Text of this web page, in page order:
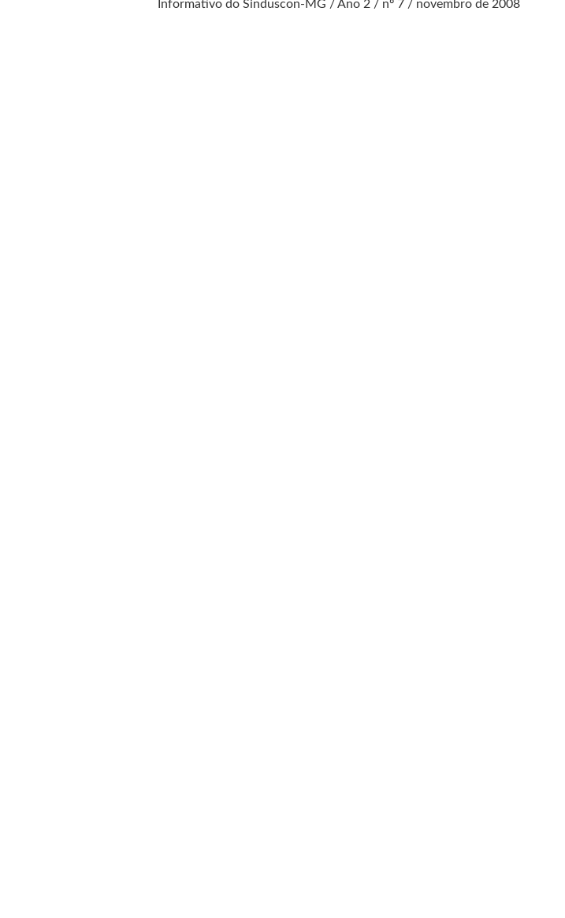
Informativo do Sinduscon-MG / Ano 2 / nº 7 / novembro de 2008